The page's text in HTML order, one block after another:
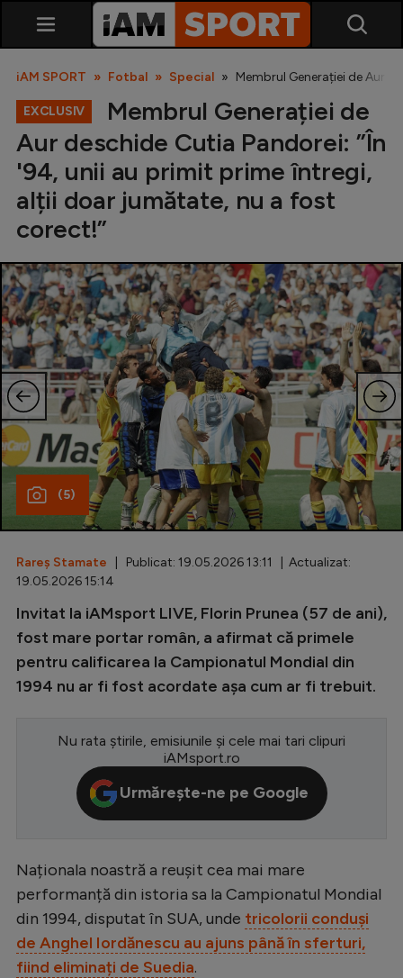
Liga 2
Cupa României
Echipa Națională
U21
Fotbal feminin
Special
Diverse
Inedit
Clasamente
Champions League
Europa League
Conference League
CM 2026
Premier League
LaLiga
Bundesliga
Ligue 1
Starurile fotbalului
iAM SPORT Fotbal Special Membrul Generației de Aur
EXCLUSIV
Membrul Generației de
Aur deschide Cutia Pandorei: ”În
'94, unii au primit prime întregi,
alții doar jumătate, nu a fost
corect!”
(5)
Rareș Stamate | Publicat: 19.05.2026 13:11 | Actualizat:
19.05.2026 15:14
Invitat la iAMsport LIVE, Florin Prunea (57 de ani),
fost mare portar român, a afirmat că primele
pentru calificarea la Campionatul Mondial din
1994 nu ar fi fost acordate așa cum ar fi trebuit.
Nu rata știrile, emisiunile și cele mai tari clipuri
iAMsport.ro
Urmărește-ne pe Google
Naționala noastră a reușit cea mai mare
performanță din istoria sa la Campionatul Mondial
din 1994, disputat în SUA, unde tricolorii conduși
de Anghel Iordănescu au ajuns până în sferturi,
fiind eliminați de Suedia.